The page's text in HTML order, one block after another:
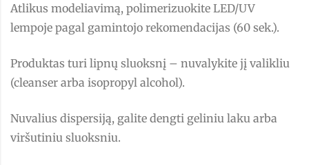
Atlikus modeliavimą, polimerizuokite LED/UV
lempoje pagal gamintojo rekomendacijas (60 sek.).
Produktas turi lipnų sluoksnį – nuvalykite jį valikliu
(cleanser arba isopropyl alcohol).
Nuvalius dispersiją, galite dengti geliniu laku arba
viršutiniu sluoksniu.